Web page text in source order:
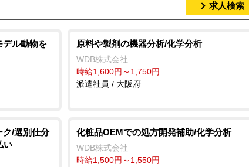
求人検索
デル動物を
原料や製剤の機器分析/化学分析
WDB株式会社
時給1,600円～1,750円
派遣社員 / 大阪府
ク/選別仕分
い
化粧品OEMでの処方開発補助/化学分析
WDB株式会社
時給1,500円～1,550円